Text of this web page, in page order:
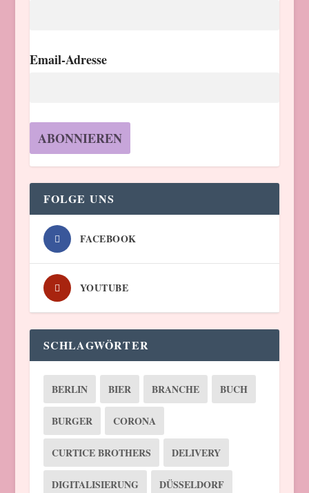
Email-Adresse
FOLGE UNS
FACEBOOK
YOUTUBE
SCHLAGWÖRTER
BERLIN BIER BRANCHE BUCH
BURGER CORONA
CURTICE BROTHERS DELIVERY
DIGITALISIERUNG DÜSSELDORF